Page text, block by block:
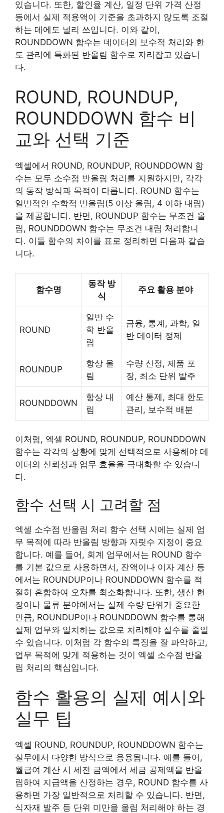
있습니다. 또한, 할인율 계산, 일정 단위 가격 산정
등에서 실제 적용액이 기준을 초과하지 않도록 조절
하는 데에도 널리 쓰입니다. 이와 같이,
ROUNDDOWN 함수는 데이터의 보수적 처리와 한
도 관리에 특화된 반올림 함수로 자리잡고 있습니
다.
ROUND, ROUNDUP,
ROUNDDOWN 함수 비
교와 선택 기준
엑셀에서 ROUND, ROUNDUP, ROUNDDOWN 함
수는 모두 소수점 반올림 처리를 지원하지만, 각각
의 동작 방식과 목적이 다릅니다. ROUND 함수는
일반적인 수학적 반올림(5 이상 올림, 4 이하 내림)
을 제공합니다. 반면, ROUNDUP 함수는 무조건 올
림, ROUNDDOWN 함수는 무조건 내림 처리합니
다. 이들 함수의 차이를 표로 정리하면 다음과 같습
니다.
함수명
동작 방
식
주요 활용 분야
ROUND
일반 수
학 반올
림
금융, 통계, 과학, 일
반 데이터 정제
ROUNDUP
항상 올
림
수량 산정, 제품 포
장, 최소 단위 발주
ROUNDDOWN
항상 내
림
예산 통제, 최대 한도
관리, 보수적 배분
이처럼, 엑셀 ROUND, ROUNDUP, ROUNDDOWN
함수는 각각의 상황에 맞게 선택적으로 사용해야 데
이터의 신뢰성과 업무 효율을 극대화할 수 있습니
다.
함수 선택 시 고려할 점
엑셀 소수점 반올림 처리 함수 선택 시에는 실제 업
무 목적에 따라 반올림 방향과 자릿수 지정이 중요
합니다. 예를 들어, 회계 업무에서는 ROUND 함수
를 기본 값으로 사용하면서, 잔액이나 이자 계산 등
에서는 ROUNDUP이나 ROUNDDOWN 함수를 적
절히 혼합하여 오차를 최소화합니다. 또한, 생산 현
장이나 물류 분야에서는 실제 수량 단위가 중요한
만큼, ROUNDUP이나 ROUNDDOWN 함수를 통해
실제 업무와 일치하는 값으로 처리해야 실수를 줄일
수 있습니다. 이처럼 각 함수의 특징을 잘 파악하고,
업무 목적에 맞게 적용하는 것이 엑셀 소수점 반올
림 처리의 핵심입니다.
함수 활용의 실제 예시와
실무 팁
엑셀 ROUND, ROUNDUP, ROUNDDOWN 함수는
실무에서 다양한 방식으로 응용됩니다. 예를 들어,
월급여 계산 시 세전 금액에서 세금 공제액을 반올
림하여 지급액을 산정하는 경우, ROUND 함수를 사
용하면 가장 일반적으로 처리할 수 있습니다. 반면,
식자재 발주 등 단위 미만을 올림 처리해야 하는 경